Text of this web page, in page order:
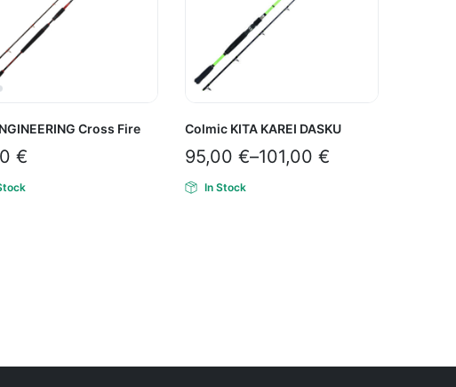
Cross Fire
€
Colmic KITA KAREI DASKU
95,00 €–101,00 €
In Stock